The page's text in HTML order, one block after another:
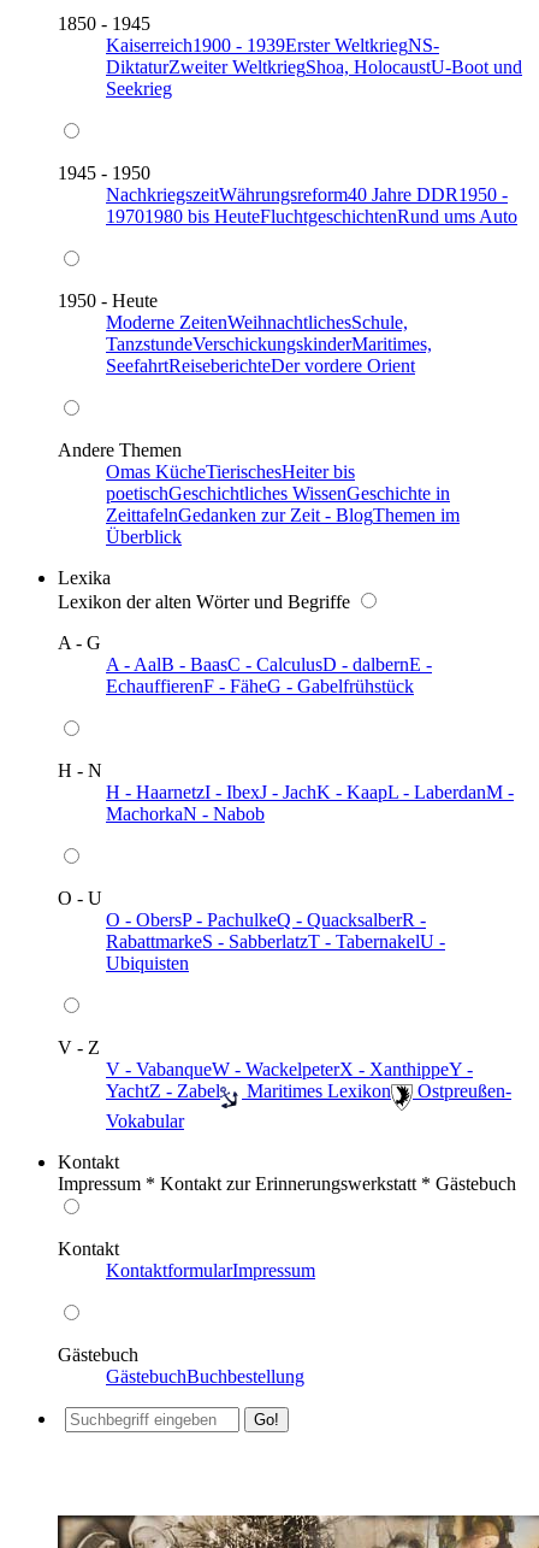
1850 - 1945
Kaiserreich1900 - 1939Erster WeltkriegNS-
DiktaturZweiter WeltkriegShoa, HolocaustU-Boot und
Seekrieg
1945 - 1950
NachkriegszeitWährungsreform40 Jahre DDR1950 -
19701980 bis HeuteFluchtgeschichtenRund ums Auto
1950 - Heute
Moderne ZeitenWeihnachtlichesSchule,
TanzstundeVerschickungskinderMaritimes,
SeefahrtReiseberichteDer vordere Orient
Andere Themen
Omas KücheTierischesHeiter bis
poetischGeschichtliches WissenGeschichte in
ZeittafelnGedanken zur Zeit - BlogThemen im
Überblick
Lexika
Lexikon der alten Wörter und Begriffe
A - G
A - AalB - BaasC - CalculusD - dalbernE -
EchauffierenF - FäheG - Gabelfrühstück
H - N
H - HaarnetzI - IbexJ - JachK - KaapL - LaberdanM -
MachorkaN - Nabob
O - U
O - ObersP - PachulkeQ - QuacksalberR -
RabattmarkeS - SabberlatzT - TabernakelU -
Ubiquisten
V - Z
V - VabanqueW - WackelpeterX - XanthippeY -
YachtZ - Zabel ️ Maritimes Lexikon
️ Ostpreußen-
Vokabular
Kontakt
Impressum * Kontakt zur Erinnerungswerkstatt * Gästebuch
Kontakt
KontaktformularImpressum
Gästebuch
GästebuchBuchbestellung